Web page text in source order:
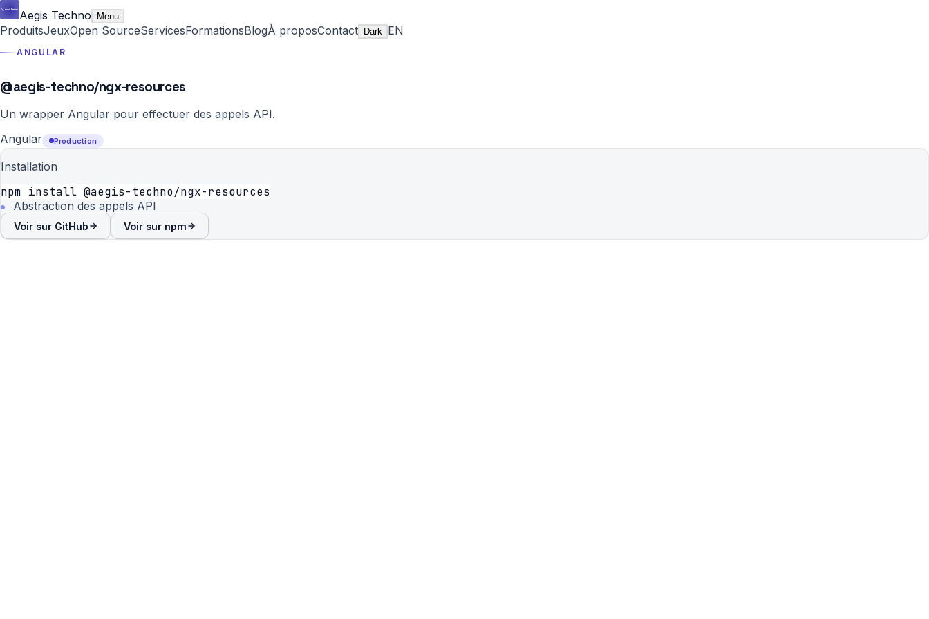
Aegis Techno Menu
ProduitsJeuxOpen SourceServicesFormationsBlogÀ proposContact Dark EN
ANGULAR
@aegis-techno/ngx-resources
Un wrapper Angular pour effectuer des appels API.
Angular
Production
Installation
npm install @aegis-techno/ngx-resources
Abstraction des appels API
Voir sur GitHub Voir sur npm